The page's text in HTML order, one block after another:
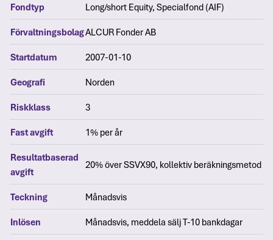
Fondtyp Long/short Equity, Specialfond (AIF)
FörvaltningsbolagALCUR Fonder AB
Startdatum 2007-01-10
Geografi Norden
Riskklass 3
Fast avgift 1% per år
Resultatbaserad
avgift
20% över SSVX90, kollektiv beräkningsmetod
Teckning Månadsvis
Inlösen Månadsvis, meddela sälj T-10 bankdagar